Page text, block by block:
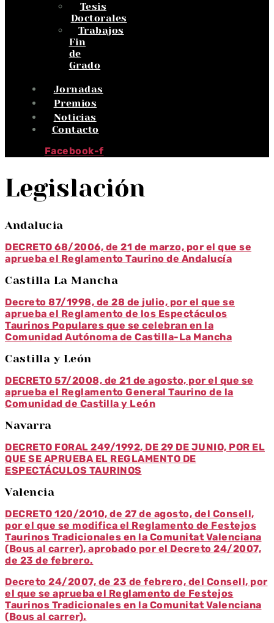
Tesis
Doctorales
Trabajos
Fin
de
Grado
Jornadas
Premios
Noticias
Contacto
Facebook-f
Legislación
Andalucia
DECRETO 68/2006, de 21 de marzo, por el que se
aprueba el Reglamento Taurino de Andalucía
Castilla La Mancha
Decreto 87/1998, de 28 de julio, por el que se
aprueba el Reglamento de los Espectáculos
Taurinos Populares que se celebran en la
Comunidad Autónoma de Castilla-La Mancha
Castilla y León
DECRETO 57/2008, de 21 de agosto, por el que se
aprueba el Reglamento General Taurino de la
Comunidad de Castilla y León
Navarra
DECRETO FORAL 249/1992, DE 29 DE JUNIO, POR EL
QUE SE APRUEBA EL REGLAMENTO DE
ESPECTÁCULOS TAURINOS
Valencia
DECRETO 120/2010, de 27 de agosto, del Consell,
por el que se modifica el Reglamento de Festejos
Taurinos Tradicionales en la Comunitat Valenciana
(Bous al carrer), aprobado por el Decreto 24/2007,
de 23 de febrero.
Decreto 24/2007, de 23 de febrero, del Consell, por
el que se aprueba el Reglamento de Festejos
Taurinos Tradicionales en la Comunitat Valenciana
(Bous al carrer).